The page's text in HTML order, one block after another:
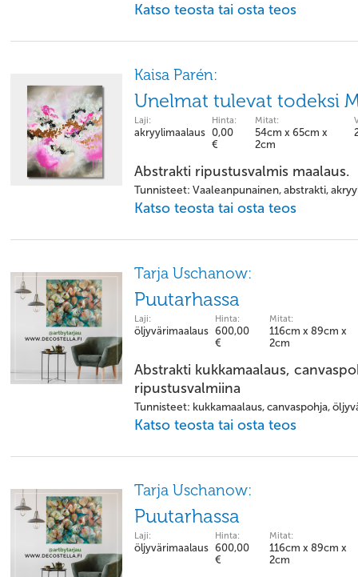
Katso teosta tai osta teos
Kaisa Parén:
Unelmat tulevat todeksi
Laji:
akryylimaalaus
Hinta:
0,00
€
Mitat:
54cm x 65cm x
2cm
Abstrakti ripustusvalmis maalaus.
Tunnisteet: Vaaleanpunainen, abstrakti,
Katso teosta tai osta teos
Tarja Uschanow:
Puutarhassa
Laji:
öljyvärimaalaus
Hinta:
600,00
€
Mitat:
116cm x 89cm x
2cm
Abstrakti kukkamaalaus,
ripustusvalmiina
Tunnisteet: kukkamaalaus, canvaspohja,
Katso teosta tai osta teos
Tarja Uschanow:
Puutarhassa
Laji:
öljyvärimaalaus
Hinta:
600,00
€
Mitat:
116cm x 89cm x
2cm